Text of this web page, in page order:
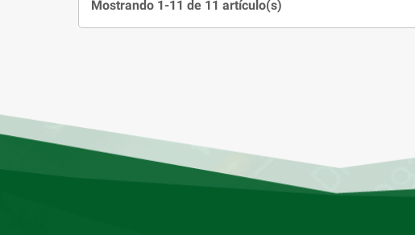
Mostrando 1-11 de 11 artículo(s)